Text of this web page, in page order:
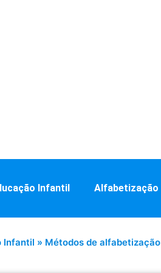
Infantil Alfabetização
Infantil » Métodos de alfabetização